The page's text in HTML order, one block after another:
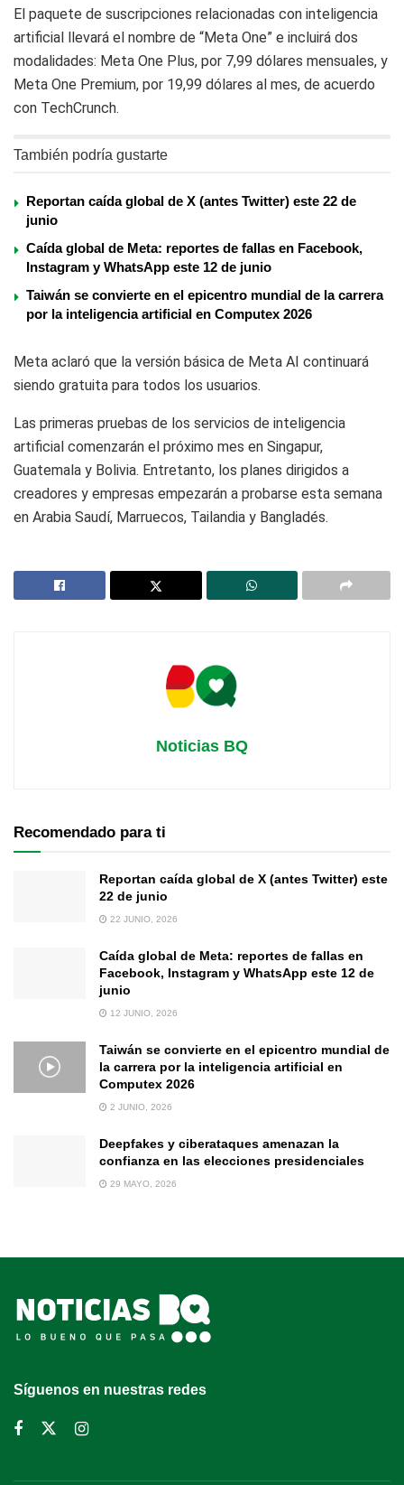
El paquete de suscripciones relacionadas con inteligencia
artificial llevará el nombre de “Meta One” e incluirá dos
modalidades: Meta One Plus, por 7,99 dólares mensuales, y
Meta One Premium, por 19,99 dólares al mes, de acuerdo
con TechCrunch.
También podría gustarte
Reportan caída global de X (antes Twitter) este 22 de
junio
Caída global de Meta: reportes de fallas en Facebook,
Instagram y WhatsApp este 12 de junio
Taiwán se convierte en el epicentro mundial de la carrera
por la inteligencia artificial en Computex 2026
Meta aclaró que la versión básica de Meta AI continuará
siendo gratuita para todos los usuarios.
Las primeras pruebas de los servicios de inteligencia
artificial comenzarán el próximo mes en Singapur,
Guatemala y Bolivia. Entretanto, los planes dirigidos a
creadores y empresas empezarán a probarse esta semana
en Arabia Saudí, Marruecos, Tailandia y Bangladés.
Noticias BQ
Recomendado para ti
Reportan caída global de X (antes Twitter) este
22 de junio
22 JUNIO, 2026
Caída global de Meta: reportes de fallas en
Facebook, Instagram y WhatsApp este 12 de
junio
12 JUNIO, 2026
Taiwán se convierte en el epicentro mundial de
la carrera por la inteligencia artificial en
Computex 2026
2 JUNIO, 2026
Deepfakes y ciberataques amenazan la
confianza en las elecciones presidenciales
29 MAYO, 2026
Síguenos en nuestras redes